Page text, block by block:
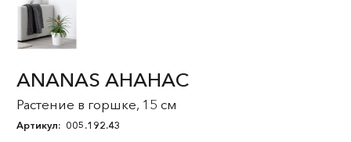
ANANAS АНАНАС
Растение в горшке, 15 см
Артикул: 005.192.43